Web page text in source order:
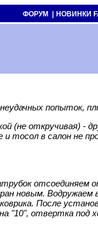
ФОРУМ | НОВИНКИ
попыток,
(не откручивая) -
тосол в салон не
новым. Водружаем
После
"10", отвертка под